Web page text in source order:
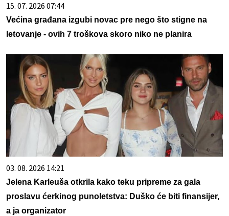
15. 07. 2026 07:44
Većina građana izgubi novac pre nego što stigne na
letovanje - ovih 7 troškova skoro niko ne planira
03. 08. 2026 14:21
Jelena Karleuša otkrila kako teku pripreme za gala
proslavu ćerkinog punoletstva: Duško će biti finansijer,
a ja organizator